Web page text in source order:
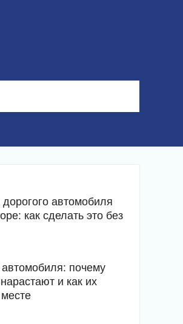
автомобиля
как сделать это без
автомобиля: почему
и как их